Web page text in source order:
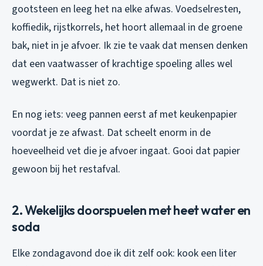
gootsteen en leeg het na elke afwas. Voedselresten,
koffiedik, rijstkorrels, het hoort allemaal in de groene
bak, niet in je afvoer. Ik zie te vaak dat mensen denken
dat een vaatwasser of krachtige spoeling alles wel
wegwerkt. Dat is niet zo.
En nog iets: veeg pannen eerst af met keukenpapier
voordat je ze afwast. Dat scheelt enorm in de
hoeveelheid vet die je afvoer ingaat. Gooi dat papier
gewoon bij het restafval.
2. Wekelijks doorspuelen met heet water en
soda
Elke zondagavond doe ik dit zelf ook: kook een liter